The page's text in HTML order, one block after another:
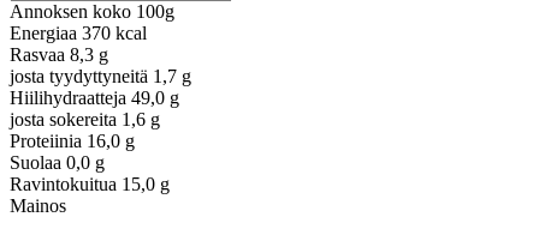
Annoksen koko 100g
Energiaa 370 kcal
Rasvaa 8,3 g
josta tyydyttyneitä 1,7 g
Hiilihydraatteja 49,0 g
josta sokereita 1,6 g
Proteiinia 16,0 g
Suolaa 0,0 g
Ravintokuitua 15,0 g
Mainos